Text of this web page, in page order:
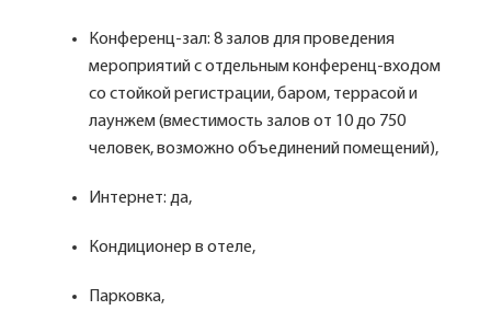
Конференц-зал: 8 залов для проведения
мероприятий с отдельным конференц-входом
со стойкой регистрации, баром, террасой и
лаунжем (вместимость залов от 10 до 750
человек, возможно объединений помещений),
Интернет: да,
Кондиционер в отеле,
Парковка,